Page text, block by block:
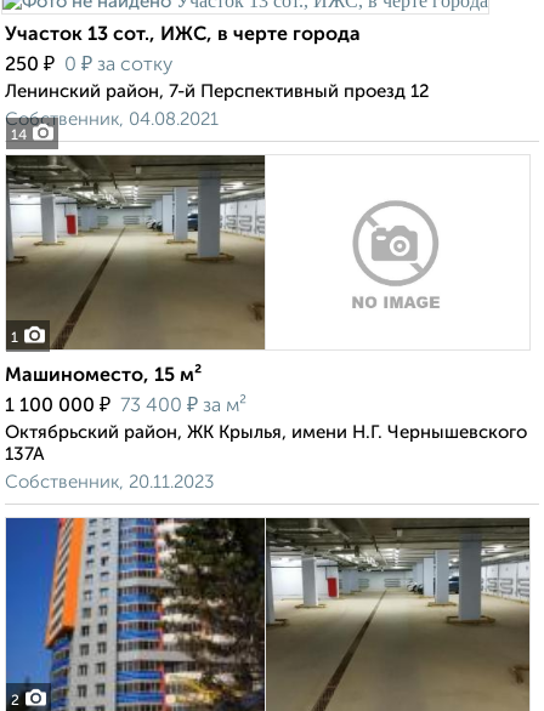
14
Участок 13 сот., ИЖС, в черте города
250 ₽ 0 ₽ за сотку
Ленинский район, 7-й Перспективный проезд 12
Собственник, 04.08.2021
1
Машиноместо, 15 м²
1 100 000 ₽ 73 400 ₽ за м²
Октябрьский район, ЖК Крылья, имени Н.Г. Чернышевского
137А
Собственник, 20.11.2023
2